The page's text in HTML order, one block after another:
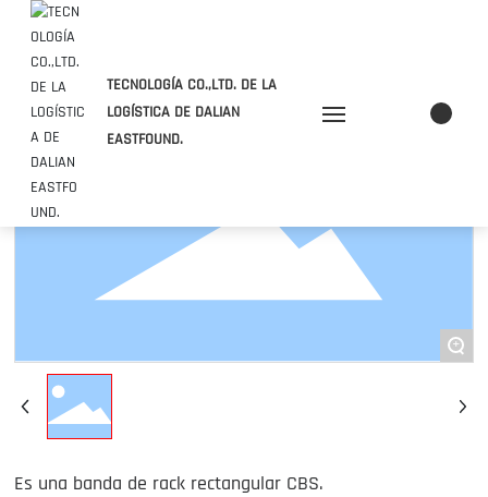
TECNOLOGÍA CO.,LTD. DE LA
LOGÍSTICA DE DALIAN
EASTFOUND.
Producto
Subcontratación
Noticias
+
Es una banda de rack rectangular CBS.